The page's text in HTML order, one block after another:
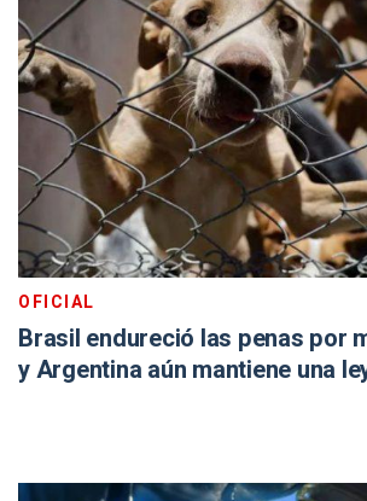
OFICIAL
Brasil endureció las penas por
y Argentina aún mantiene una